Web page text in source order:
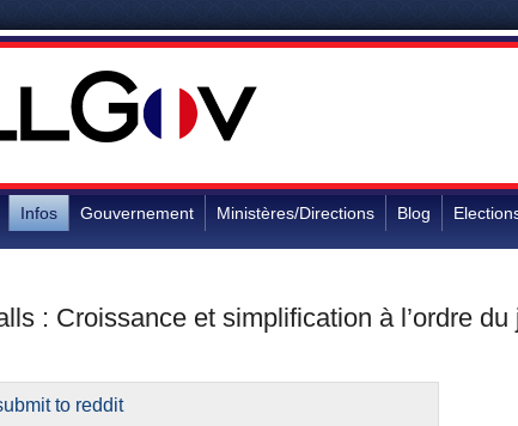
Infos Gouvernement Ministères/Directions Blog
: Croissance et simplification à l’ordre du